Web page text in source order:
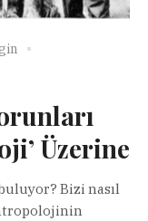
Üzerine
Bizi nasıl